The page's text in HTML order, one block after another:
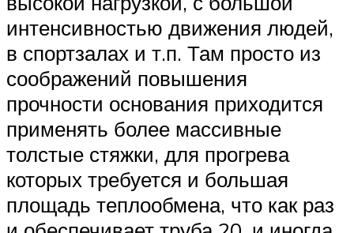
интенсивностью движения людей,
в спортзалах и т.п. Там просто из
соображений повышения
прочности основания приходится
применять более массивные
толстые стяжки, для прогрева
которых требуется и большая
площадь теплообмена, что как раз